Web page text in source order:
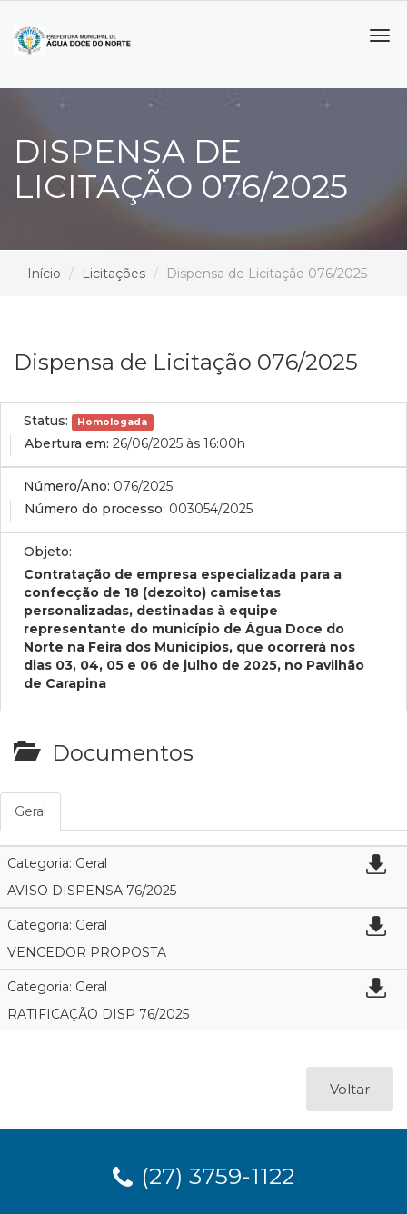
DISPENSA DE
LICITAÇÃO 076/2025
Início Licitações Dispensa de Licitação 076/2025
Dispensa de Licitação 076/2025
Status: Homologada
Abertura em: 26/06/2025 às 16:00h
Número/Ano: 076/2025
Número do processo: 003054/2025
Objeto:
Contratação de empresa especializada para a
confecção de 18 (dezoito) camisetas
personalizadas, destinadas à equipe
representante do município de Água Doce do
Norte na Feira dos Municípios, que ocorrerá nos
dias 03, 04, 05 e 06 de julho de 2025, no Pavilhão
de Carapina
Documentos
Geral
Categoria: Geral
AVISO DISPENSA 76/2025
Categoria: Geral
VENCEDOR PROPOSTA
Categoria: Geral
RATIFICAÇÃO DISP 76/2025
Voltar
(27) 3759-1122